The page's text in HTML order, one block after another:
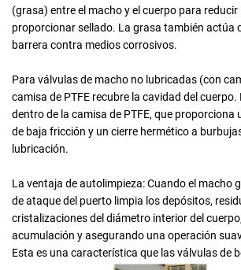
(grasa) entre el macho y el cuerpo para
proporcionar sellado. La grasa también actúa
barrera contra medios corrosivos.
Para válvulas de macho no lubricadas (con
camisa de PTFE recubre la cavidad del cuerpo.
dentro de la camisa de PTFE, que proporciona
de baja fricción y un cierre hermético a
lubricación.
La ventaja de autolimpieza: Cuando el macho
de ataque del puerto limpia los depósitos,
cristalizaciones del diámetro interior del
acumulación y asegurando una operación
Esta es una característica que las válvulas de